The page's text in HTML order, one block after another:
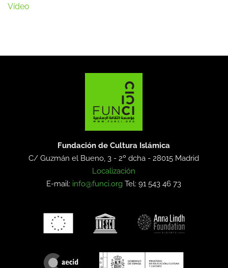
Vídeo
Fundación de Cultura Islámica
C/ Guzmán el Bueno, 3 - 2º dcha -28015 Madrid
Localización
E-mail: info@funci.org Tel: 91 543 46 73